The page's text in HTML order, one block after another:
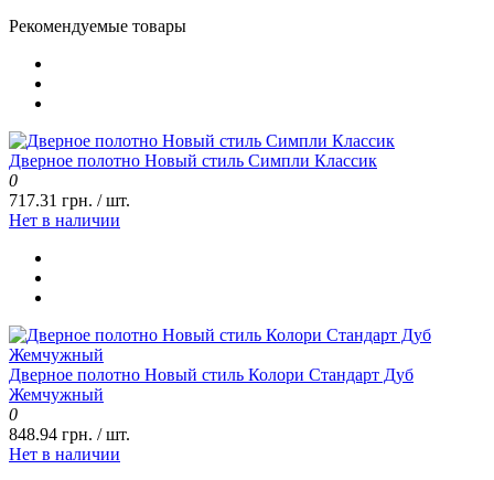
Рекомендуемые товары
Дверное полотно Новый стиль Симпли Классик
0
717.31 грн. / шт.
Нет в наличии
Дверное полотно Новый стиль Колори Стандарт Дуб
Жемчужный
0
848.94 грн. / шт.
Нет в наличии